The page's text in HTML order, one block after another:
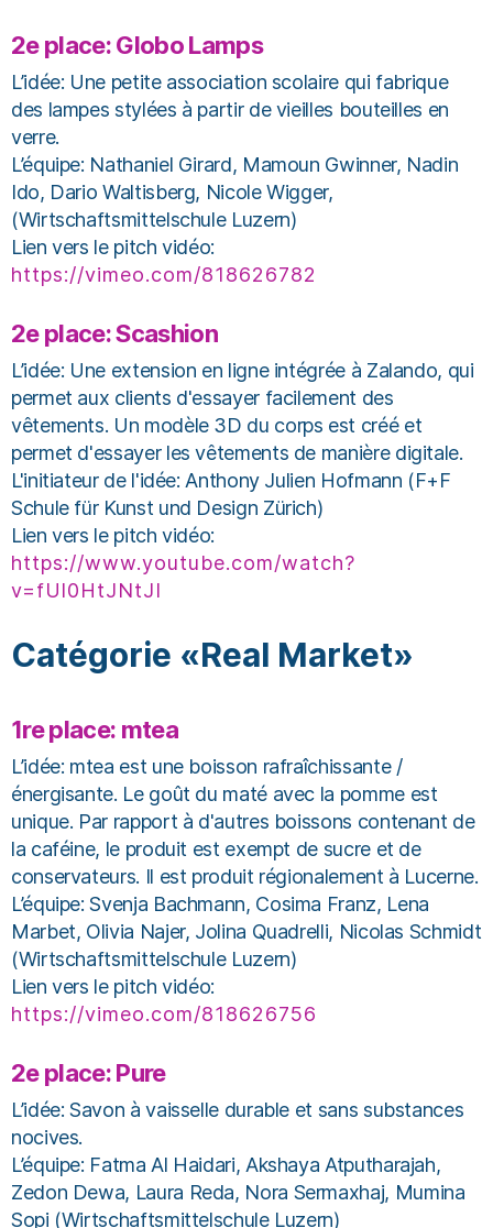
2e place: Globo Lamps
L’idée: Une petite association scolaire qui fabrique
des lampes stylées à partir de vieilles bouteilles en
verre.
L’équipe: Nathaniel Girard, Mamoun Gwinner, Nadin
Ido, Dario Waltisberg, Nicole Wigger,
(Wirtschaftsmittelschule Luzern)
Lien vers le pitch vidéo:
https://vimeo.com/818626782
2e place: Scashion
L’idée: Une extension en ligne intégrée à Zalando, qui
permet aux clients d'essayer facilement des
vêtements. Un modèle 3D du corps est créé et
permet d'essayer les vêtements de manière digitale.
L'initiateur de l'idée: Anthony Julien Hofmann (F+F
Schule für Kunst und Design Zürich)
Lien vers le pitch vidéo:
https://www.youtube.com/watch?
v=fUl0HtJNtJI
Catégorie «Real Market»
1re place: mtea
L’idée: mtea est une boisson rafraîchissante /
énergisante. Le goût du maté avec la pomme est
unique. Par rapport à d'autres boissons contenant de
la caféine, le produit est exempt de sucre et de
conservateurs. Il est produit régionalement à Lucerne.
L’équipe: Svenja Bachmann, Cosima Franz, Lena
Marbet, Olivia Najer, Jolina Quadrelli, Nicolas Schmidt
(Wirtschaftsmittelschule Luzern)
Lien vers le pitch vidéo:
https://vimeo.com/818626756
2e place: Pure
L’idée: Savon à vaisselle durable et sans substances
nocives.
L’équipe: Fatma Al Haidari, Akshaya Atputharajah,
Zedon Dewa, Laura Reda, Nora Sermaxhaj, Mumina
Sopi (Wirtschaftsmittelschule Luzern)